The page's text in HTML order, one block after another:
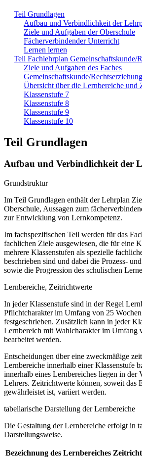
Teil Grundlagen
Aufbau und Verbindlichkeit der
Ziele und Aufgaben der Oberschule
Fächerverbindender Unterricht
Lernen lernen
Teil Fachlehrplan Gemeinschaftskunde/
Ziele und Aufgaben des Faches
Gemeinschaftskunde/Rechtserziehung
Übersicht über die Lernbereiche und
Klassenstufe 7
Klassenstufe 8
Klassenstufe 9
Klassenstufe 10
Teil Grundlagen
Aufbau und Verbindlichkeit der
Grundstruktur
Im Teil Grundlagen enthält der Lehrplan
Oberschule, Aussagen zum
zur Entwicklung von Lernkompetenz.
Im fachspezifischen Teil werden für das
fachlichen Ziele ausgewiesen, die für eine
mehrere Klassenstufen als spezielle
beschrieben sind und dabei die Prozess-
sowie die Progression des schulischen
Lernbereiche, Zeitrichtwerte
In jeder Klassenstufe sind in der Regel
Pflichtcharakter im Umfang von 25
festgeschrieben. Zusätzlich kann in jeder
Lernbereich mit Wahlcharakter im Umfang
bearbeitet werden.
Entscheidungen über eine zweckmäßige
Lernbereiche innerhalb einer Klassenstufe
innerhalb eines Lernbereiches liegen in der
Lehrers. Zeitrichtwerte können, soweit das
gewährleistet ist, variiert werden.
tabellarische Darstellung der Lernbereiche
Die Gestaltung der Lernbereiche erfolgt in
Darstellungsweise.
Bezeichnung des Lernbereiches